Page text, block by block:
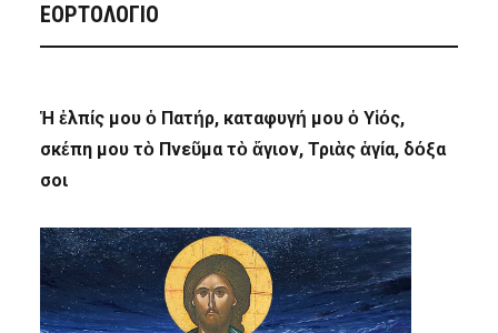
ΕΟΡΤΟΛΟΓΙΟ
Ἡ ἐλπίς μου ὁ Πατήρ, καταφυγή μου ὁ Υἱός,
σκέπη μου τὸ Πνεῦμα τὸ ἅγιον, Τριὰς ἁγία, δόξα
σοι